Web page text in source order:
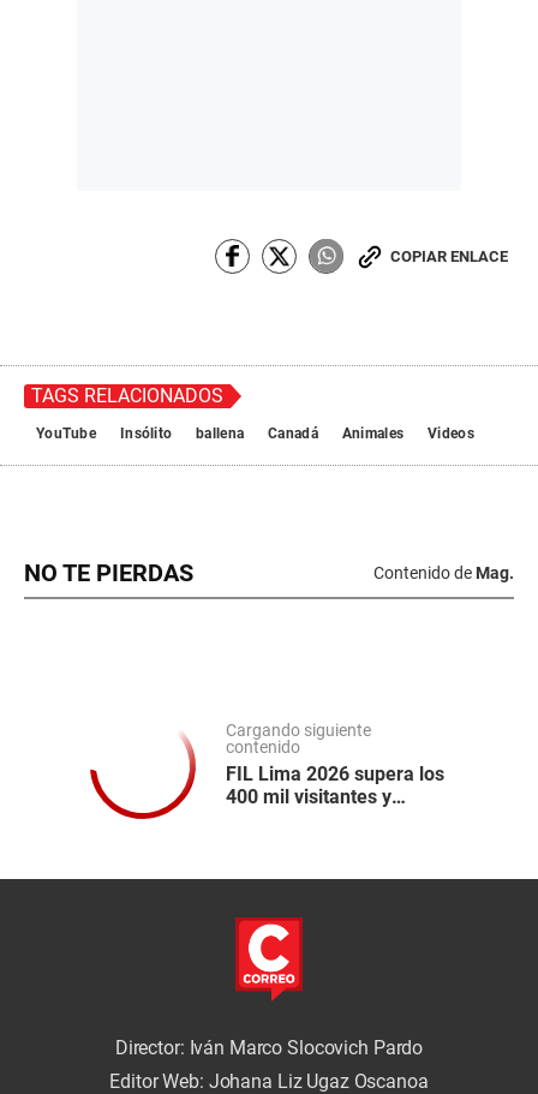
COPIAR ENLACE
TAGS RELACIONADOS
YouTube Insólito ballena Canadá Animales Videos
NO TE PIERDAS Contenido de Mag.
Cargando siguiente
contenido
FIL Lima 2026 supera los
400 mil visitantes y
Director: Iván Marco Slocovich Pardo
Editor Web: Johana Liz Ugaz Oscanoa